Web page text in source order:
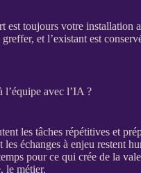
est toujours votre installation
et l’existant est
l’équipe avec l’IA ?
les tâches répétitives et
échanges à enjeu restent
pour ce qui crée de la
le métier.